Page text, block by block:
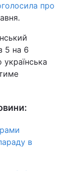
про
5 на 6
в